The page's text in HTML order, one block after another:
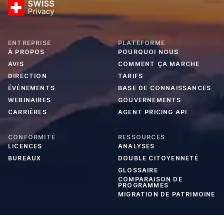
ENTREPRISE
À PROPOS
AVIS
DIRECTION
ÉVÉNEMENTS
WEBINAIRES
CARRIÈRES
PLATEFORME
POURQUOI NOUS
COMMENT ÇA MARCHE
TARIFS
BASE DE CONNAISSANCES
GOUVERNEMENTS
AGENT PRICING API
CONFORMITÉ
LICENCES
BUREAUX
RESSOURCES
ANALYSES
DOUBLE CITOYENNETÉ
GLOSSAIRE
COMPARAISON DE
PROGRAMMES
MIGRATION DE PATRIMOINE